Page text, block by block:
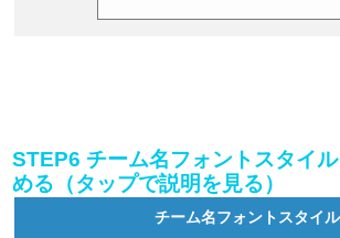
STEP6 チーム名フォントスタイ
める（タップで説明を見る）
チーム名フォントスタイル